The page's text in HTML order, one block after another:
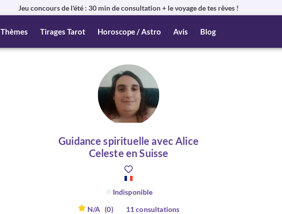
Jeu concours de l'été : 30 min de consultation + le voyage de tes rêves !
Thèmes Tirages Tarot Horoscope / Astro Avis Blog
Guidance spirituelle avec Alice
Celeste en Suisse
Indisponible
N/A (0) 11 consultations